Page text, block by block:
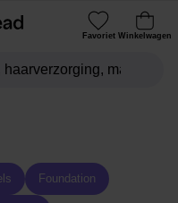
Favoriet Winkelwagen
Foundation